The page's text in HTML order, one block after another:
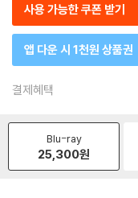
사용 가능한 쿠폰 받기
앱 다운 시 1천원 상품권
결제혜택
Blu-ray
25,300원